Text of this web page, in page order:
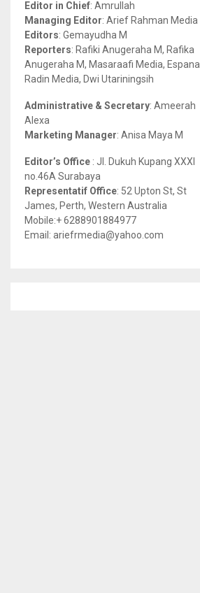
r
:
R
H
Editor in Chief: Amrullah
Managing Editor: Arief Rahman Media
Editors: Gemayudha M
Reporters: Rafiki Anugeraha M, Rafika
Anugeraha M, Masaraafi Media, Espana
Radin Media, Dwi Utariningsih
Administrative & Secretary: Ameerah
Alexa
Marketing Manager: Anisa Maya M
Editor’s Office : Jl. Dukuh Kupang XXXI
no.46A Surabaya
Representatif Office: 52 Upton St, St
James, Perth, Western Australia
Mobile:+ 6288901884977
Email: ariefrmedia@yahoo.com